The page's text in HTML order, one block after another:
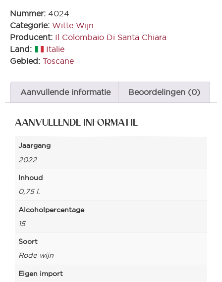
Nummer: 4024
Categorie: Witte Wijn
Producent: Il Colombaio Di Santa Chiara
Land:
Italie
Gebied: Toscane
Aanvullende informatie Beoordelingen (0)
AANVULLENDE INFORMATIE
Jaargang
2022
Inhoud
0,75 l.
Alcoholpercentage
15
Soort
Rode wijn
Eigen import